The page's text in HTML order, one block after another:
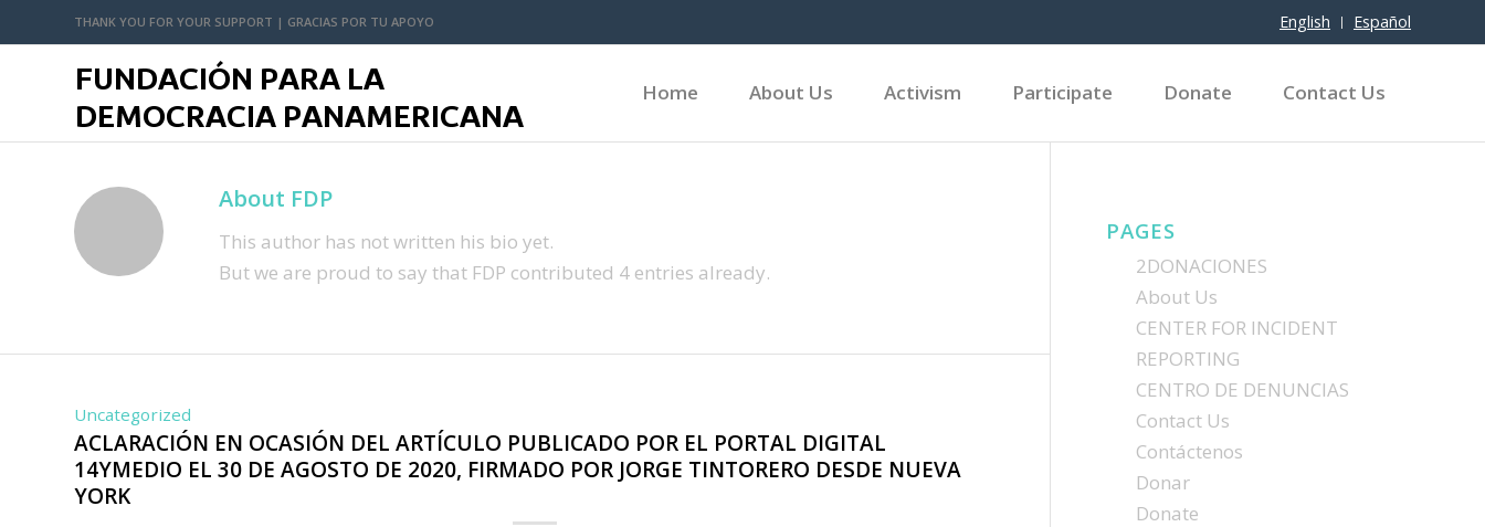
English Español
THANK YOU FOR YOUR SUPPORT | GRACIAS POR TU APOYO
Home About Us Activism Participate Donate Contact Us
About FDP
This author has not written his bio yet.
But we are proud to say that FDP contributed 4 entries already.
Uncategorized
ACLARACIÓN EN OCASIÓN DEL ARTÍCULO PUBLICADO POR EL PORTAL DIGITAL
14YMEDIO EL 30 DE AGOSTO DE 2020, FIRMADO POR JORGE TINTORERO DESDE NUEVA
YORK
PAGES
2DONACIONES
About Us
CENTER FOR INCIDENT
REPORTING
CENTRO DE DENUNCIAS
Contact Us
Contáctenos
Donar
Donate